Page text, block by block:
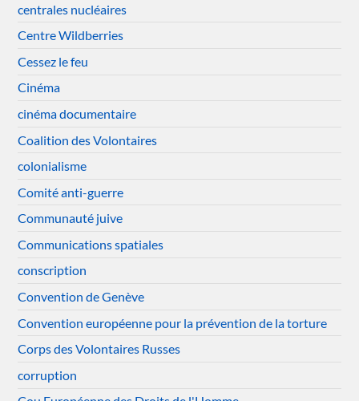
centrales nucléaires
Centre Wildberries
Cessez le feu
Cinéma
cinéma documentaire
Coalition des Volontaires
colonialisme
Comité anti-guerre
Communauté juive
Communications spatiales
conscription
Convention de Genève
Convention européenne pour la prévention de la torture
Corps des Volontaires Russes
corruption